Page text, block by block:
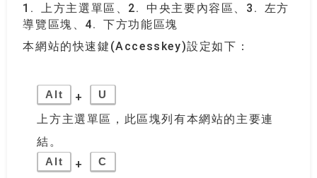
1. 上方主選單區、2. 中央主要內容區、3. 左方
導覽區塊、4. 下方功能區塊
本網站的快速鍵(Accesskey)設定如下：
Alt + U
上方主選單區，此區塊列有本網站的主要連
結。
Alt + C